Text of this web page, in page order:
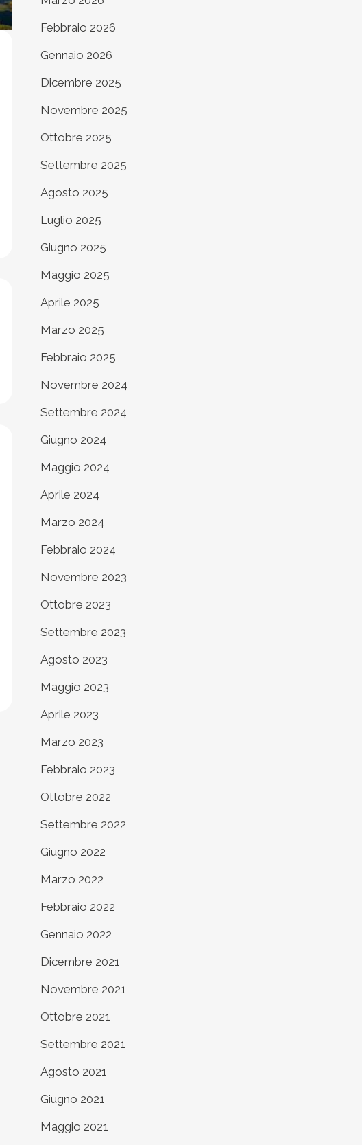
Febbraio 2026
Gennaio 2026
Dicembre 2025
Novembre 2025
Ottobre 2025
Settembre 2025
Agosto 2025
Luglio 2025
Giugno 2025
Maggio 2025
Aprile 2025
Marzo 2025
Febbraio 2025
Novembre 2024
Settembre 2024
Giugno 2024
Maggio 2024
Aprile 2024
Marzo 2024
Febbraio 2024
Novembre 2023
Ottobre 2023
Settembre 2023
Agosto 2023
Maggio 2023
Aprile 2023
Marzo 2023
Febbraio 2023
Ottobre 2022
Settembre 2022
Giugno 2022
Marzo 2022
Febbraio 2022
Gennaio 2022
Dicembre 2021
Novembre 2021
Ottobre 2021
Settembre 2021
Agosto 2021
Giugno 2021
Maggio 2021